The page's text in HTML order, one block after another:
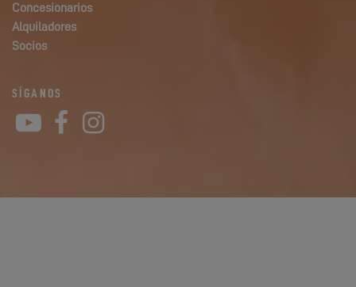
Concesionarios
Alquiladores
Socios
SÍGANOS
YouTube
Facebook
Instagram